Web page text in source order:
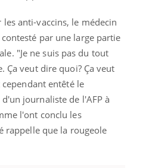
anti-vaccins, le médecin
par une large partie
"Je ne suis pas du tout
Ça veut dire quoi? Ça veut
entêté le
journaliste de l'AFP à
l'ont conclu les
rappelle que la rougeole